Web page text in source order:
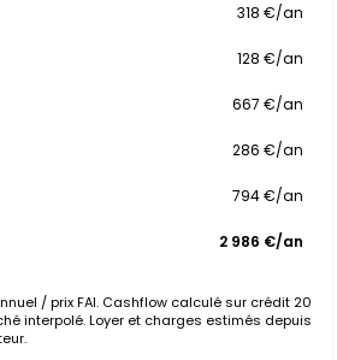
318 €/an
128 €/an
667 €/an
286 €/an
794 €/an
2 986 €/an
/ prix FAI. Cashflow calculé sur crédit 20
interpolé. Loyer et charges estimés depuis